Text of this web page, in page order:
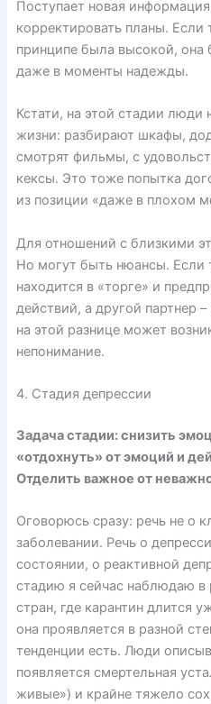
Поступает новая
корректировать планы. Если
принципе была высокой,
даже в моменты надежды.
Кстати, на этой стадии люди
жизни: разбирают шкафы,
смотрят фильмы, с
кексы. Это тоже попытка
из позиции «даже в плохом
Для отношений с близкими
Но могут быть нюансы. Если
находится в «торге» и
действий, а другой партнер
на этой разнице может
непонимание.
4. Стадия депрессии
Задача стадии: снизить
«отдохнуть» от эмоций и
Отделить важное от
Оговорюсь сразу: речь не о
заболевании. Речь о
состоянии, о реактивной
стадию я сейчас наблюдаю в
стран, где карантин длится
она проявляется в разной
тенденции есть. Люди
появляется смертельная
живые») и крайне тяжело